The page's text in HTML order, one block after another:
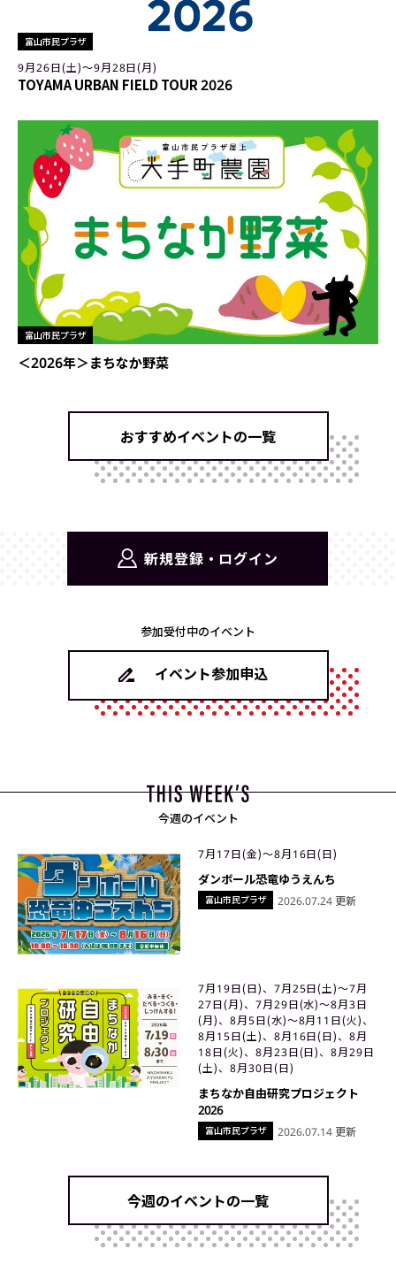
富山市民プラザ
9月26日(土)〜9月28日(月)
TOYAMA URBAN FIELD TOUR 2026
富山市民プラザ
＜2026年＞まちなか野菜
おすすめイベントの一覧
新規登録・ログイン
参加受付中のイベント
イベント参加申込
今週のイベント
富山市民プラザ
7月17日(金)〜8月16日(日)
ダンボール恐竜ゆうえんち
2026.07.24 更新
富山市民プラザ
7月19日(日)、7月25日(土)〜7月
27日(月)、7月29日(水)〜8月3日
(月)、8月5日(水)〜8月11日(火)、
8月15日(土)、8月16日(日)、8月
18日(火)、8月23日(日)、8月29日
(土)、8月30日(日)
まちなか自由研究プロジェクト
2026
2026.07.14 更新
今週のイベントの一覧